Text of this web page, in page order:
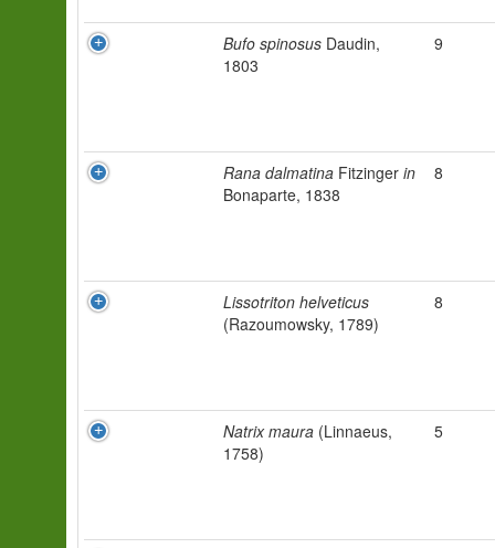
Bufo spinosus Daudin,
1803
9
Rana dalmatina Fitzinger in
Bonaparte, 1838
8
Lissotriton helveticus
(Razoumowsky, 1789)
8
Natrix maura (Linnaeus,
1758)
5